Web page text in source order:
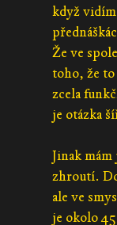
když
Že ve
toho, že
zcela
je otázka
Jinak
zhroutí.
ale ve
je okolo